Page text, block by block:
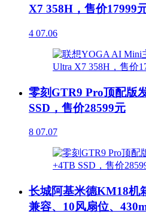
X7 358H，售价17999
4 07.06
零刻GTR9 Pro顶配版
SSD，售价28599元
8 07.07
长城阿基米德KM18机
兼容、10风扇位、